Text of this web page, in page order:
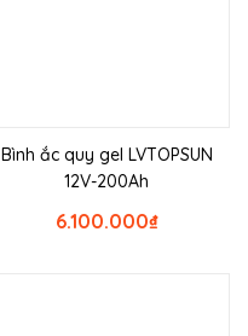
Bình ắc quy gel LVTOPSUN
12V-200Ah
₫
6.100.000